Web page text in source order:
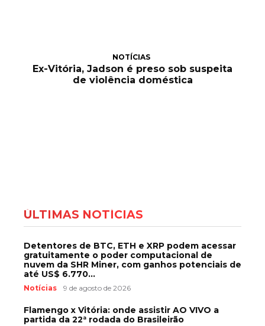
NOTÍCIAS
Ex-Vitória, Jadson é preso sob suspeita
de violência doméstica
ÚLTIMAS NOTÍCIAS
Detentores de BTC, ETH e XRP podem acessar
gratuitamente o poder computacional de
nuvem da SHR Miner, com ganhos potenciais de
até US$ 6.770...
Notícias 9 de agosto de 2026
Flamengo x Vitória: onde assistir AO VIVO a
partida da 22ª rodada do Brasileirão